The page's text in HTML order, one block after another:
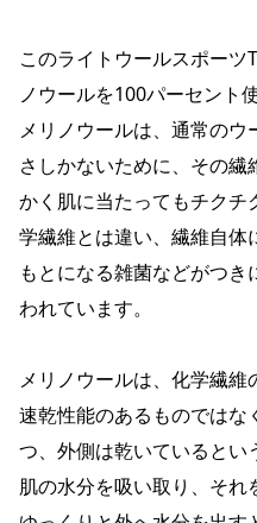
このライトウールスポーツ
ノウールを100パーセント
メリノウールは、通常の
さしかないために、その
かく肌に当たってもチク
学繊維とは違い、繊維自
もとになる雑菌などがつ
われています。
メリノウールは、化学繊
速乾性能のあるものではな
つ、外側は乾いているとい
肌の水分を吸い取り、それ